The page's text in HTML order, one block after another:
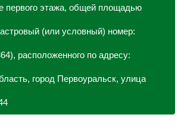
первого этажа, общей площадью
(или условный) номер:
расположенного по адресу:
город Первоуральск, улица